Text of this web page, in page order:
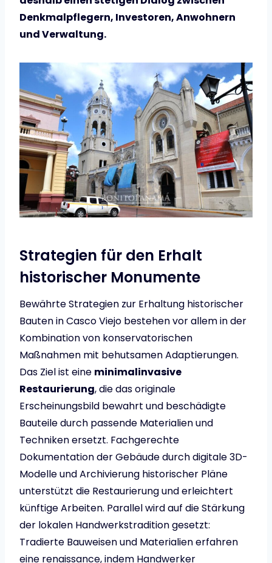
Denkmalpflegern, Investoren, Anwohnern
und Verwaltung.
Strategien für den Erhalt
historischer Monumente
Bewährte Strategien zur Erhaltung historischer
Bauten in Casco Viejo bestehen vor allem in der
Kombination von konservatorischen
Maßnahmen mit behutsamen Adaptierungen.
Das Ziel ist eine minimalinvasive
Restaurierung, die das originale
Erscheinungsbild bewahrt und beschädigte
Bauteile durch passende Materialien und
Techniken ersetzt. Fachgerechte
Dokumentation der Gebäude durch digitale 3D-
Modelle und Archivierung historischer Pläne
unterstützt die Restaurierung und erleichtert
künftige Arbeiten. Parallel wird auf die Stärkung
der lokalen Handwerkstradition gesetzt:
Tradierte Bauweisen und Materialien erfahren
eine renaissance, indem Handwerker